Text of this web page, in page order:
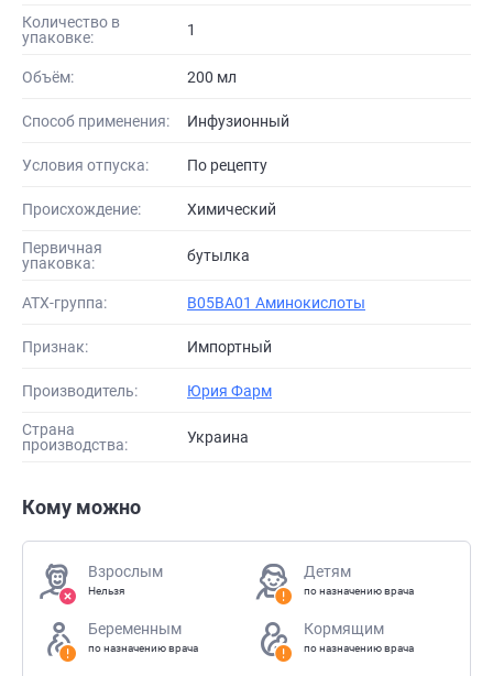
Количество в
упаковке:
1
Объём: 200 мл
Способ применения: Инфузионный
Условия отпуска: По рецепту
Происхождение: Химический
Первичная
упаковка:
бутылка
АТХ-группа: B05BA01 Аминокислоты
Признак: Импортный
Производитель: Юрия Фарм
Страна
производства:
Украина
Кому можно
Взрослым
Нельзя
Детям
по назначению врача
Беременным
по назначению врача
Кормящим
по назначению врача